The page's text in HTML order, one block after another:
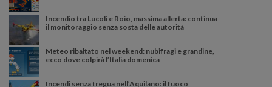
Incendio tra Lucoli e Roio, massima allerta: continua
il monitoraggio senza sosta delle autorità
Meteo ribaltato nel weekend: nubifragi e grandine,
ecco dove colpirà l’Italia domenica
Incendi senza tregua nell’Aquilano: il fuoco